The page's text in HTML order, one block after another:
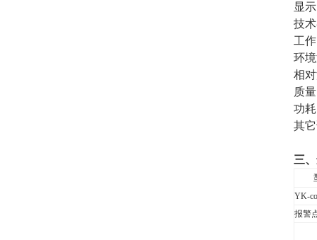
显
技
工
环
相
质
功
其
三
YK-
报警